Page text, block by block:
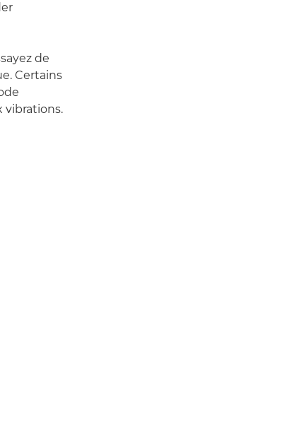
de
Certains
vibrations.